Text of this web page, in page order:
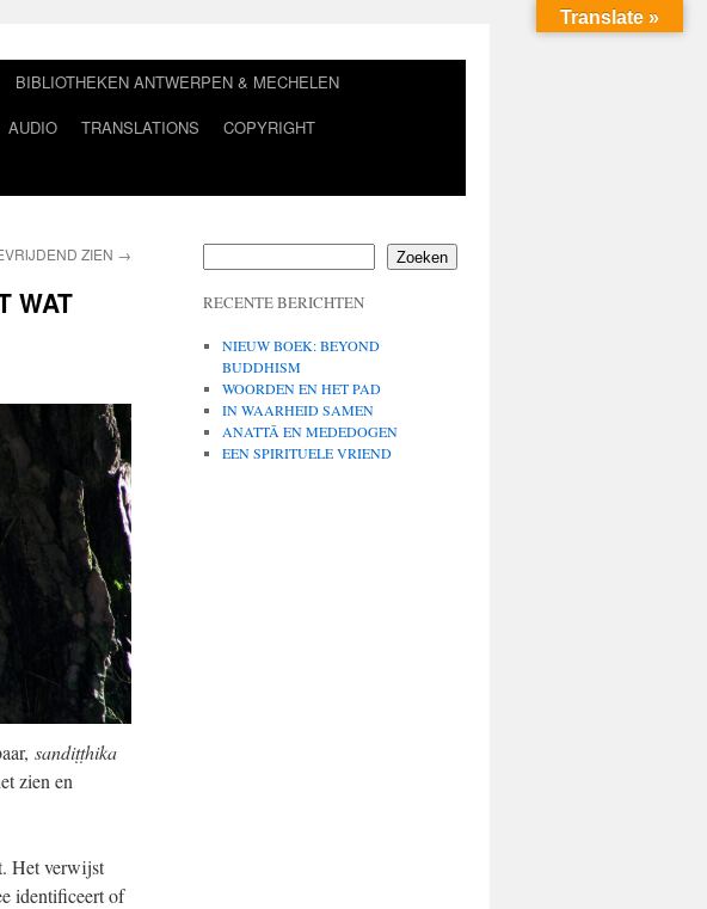
BIBLIOTHEKEN ANTWERPEN & MECHELEN
AUDIO TRANSLATIONS
COPYRIGHT
ZIEN →
WAT
sandiṭṭhika
zien en
Het verwijst
identificeert of
Zoeken
RECENTE BERICHTEN
NIEUW BOEK: BEYOND
BUDDHISM
WOORDEN EN HET PAD
IN WAARHEID SAMEN
ANATTĀ EN MEDEDOGEN
EEN SPIRITUELE VRIEND
Translate »